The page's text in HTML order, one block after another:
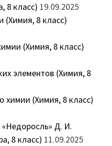
8 класс) 19.09.2025
(Химия, 8 класс)
(Химия, 8 класс)
элементов (Химия, 8
химии (Химия, 8 класс)
Д. И.
8 класс) 11.09.2025